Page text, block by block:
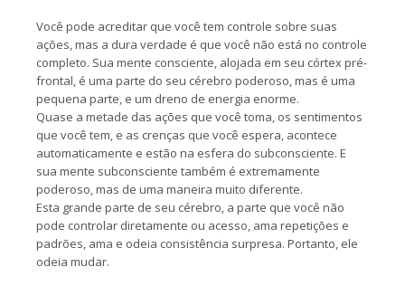
Você pode acreditar que você tem controle sobre suas
ações, mas a dura verdade é que você não está no controle
completo. Sua mente consciente, alojada em seu córtex pré-
frontal, é uma parte do seu cérebro poderoso, mas é uma
pequena parte, e um dreno de energia enorme.
Quase a metade das ações que você toma, os sentimentos
que você tem, e as crenças que você espera, acontece
automaticamente e estão na esfera do subconsciente. E
sua mente subconsciente também é extremamente
poderoso, mas de uma maneira muito diferente.
Esta grande parte de seu cérebro, a parte que você não
pode controlar diretamente ou acesso, ama repetições e
padrões, ama e odeia consistência surpresa. Portanto, ele
odeia mudar.